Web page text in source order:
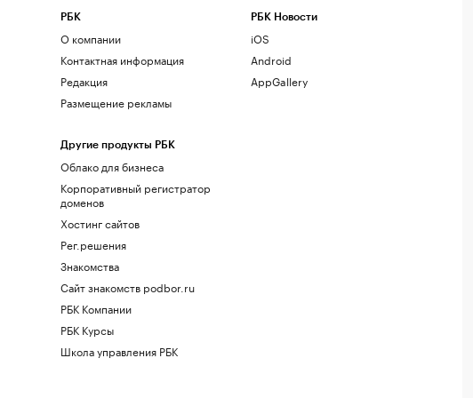
РБК
О компании
Контактная информация
Редакция
Размещение рекламы
Другие продукты РБК
Облако для бизнеса
Корпоративный регистратор
доменов
Хостинг сайтов
Рег.решения
Знакомства
Сайт знакомств podbor.ru
РБК Компании
РБК Курсы
Школа управления РБК
РБК Новости
iOS
Android
AppGallery